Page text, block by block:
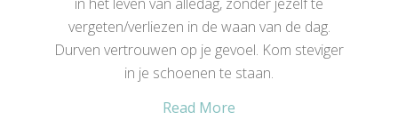
vergeten/verliezen in de waan van de dag.
Durven vertrouwen op je gevoel. Kom steviger
in je schoenen te staan.
Read More